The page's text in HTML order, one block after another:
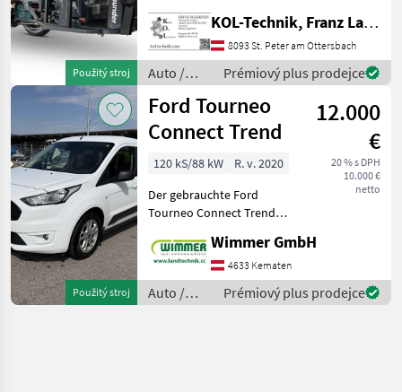
Použitý stroj
Batterie: 60 V, 45 Ah -
Bremse: Scheibenbremse
vorne, Trommelbremse
hinten - Max. G
KOL-Technik, Franz Lampl-Küssner
8093 St. Peter am Ottersbach
Auto /
Motocykle
/ Nero
Prémiový plus prodejce
Použitý stroj
Ford Tourneo
Connect Trend
12.000
€
20 % s DPH
10.000 €
netto
120 kS/88 kW
R. v. 2020
Der gebrauchte Ford
Tourneo Connect Trend
seine hohe
Alltagstauglichkeit, den
großzügigen Innenraum
und eine umfangreiche
Wimmer GmbH
4633 Kematen
Auto /
Motocykle
Prémiový plus prodejce